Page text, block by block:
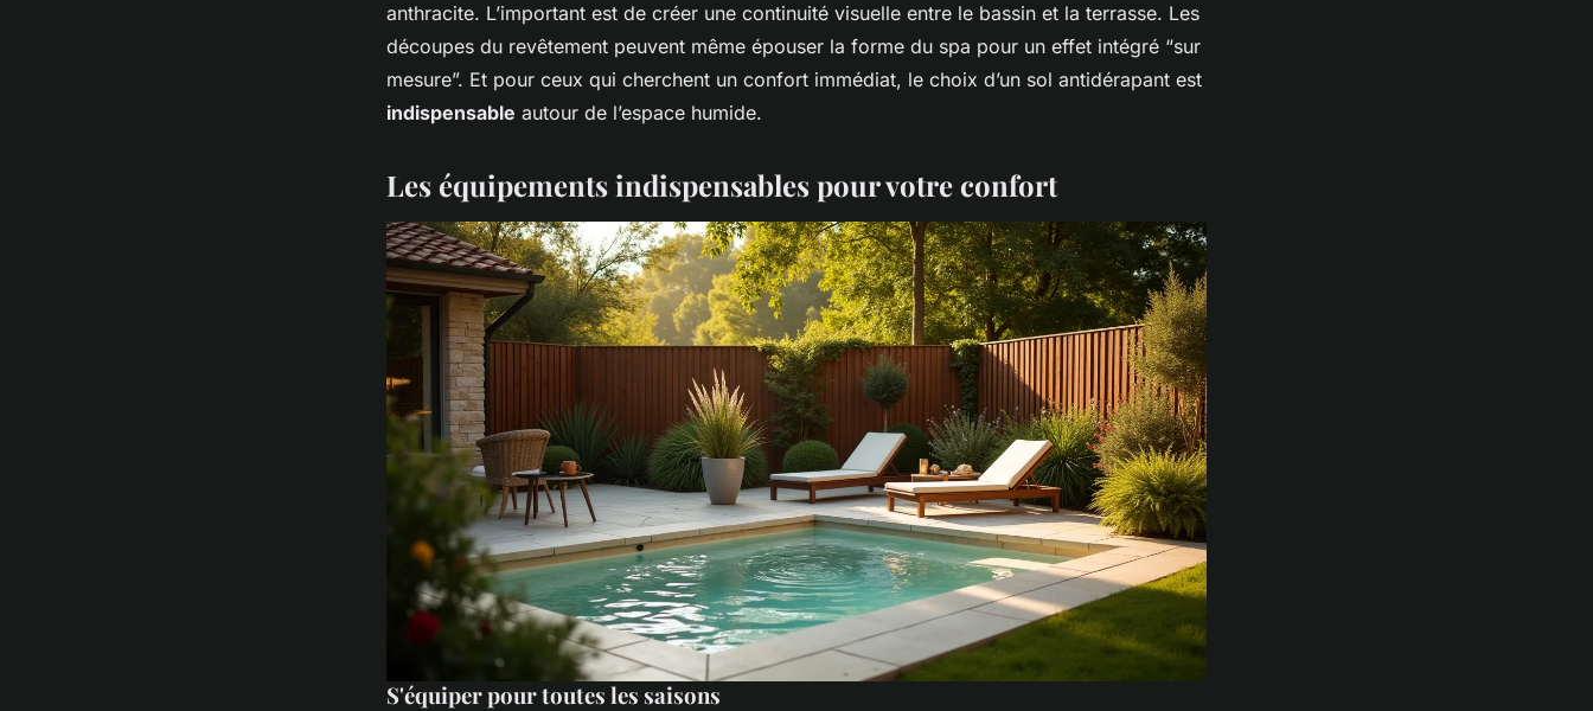
anthracite. L’important est de créer une continuité visuelle entre le bassin et la terrasse. Les
découpes du revêtement peuvent même épouser la forme du spa pour un effet intégré “sur
mesure”. Et pour ceux qui cherchent un confort immédiat, le choix d’un sol antidérapant est
indispensable autour de l’espace humide.
Les équipements indispensables pour votre confort
S'équiper pour toutes les saisons